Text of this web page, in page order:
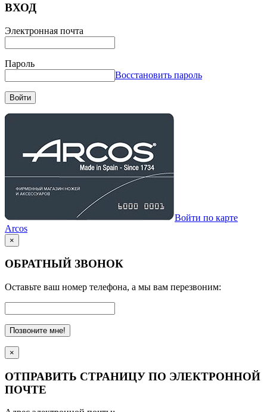
ВХОД
Электронная почта
Пароль
Восстановить пароль
Войти
Войти по карте
Arcos
×
ОБРАТНЫЙ ЗВОНОК
Оставьте ваш номер телефона, а мы вам перезвоним:
Позвоните мне!
×
ОТПРАВИТЬ СТРАНИЦУ ПО ЭЛЕКТРОННОЙ
ПОЧТЕ